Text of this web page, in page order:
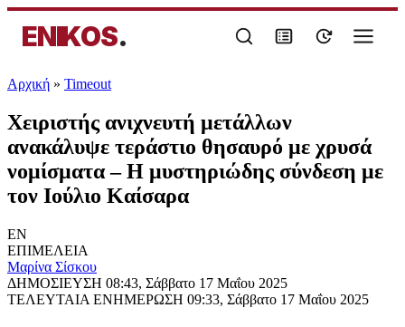
ENIKOS.
Αρχική » Timeout
Χειριστής ανιχνευτή μετάλλων
ανακάλυψε τεράστιο θησαυρό με χρυσά
νομίσματα – Η μυστηριώδης σύνδεση με
τον Ιούλιο Καίσαρα
EN
ΕΠΙΜΕΛΕΙΑ
Μαρίνα Σίσκου
ΔΗΜΟΣΙΕΥΣΗ 08:43, Σάββατο 17 Μαΐου 2025
ΤΕΛΕΥΤΑΙΑ ΕΝΗΜΕΡΩΣΗ 09:33, Σάββατο 17 Μαΐου 2025